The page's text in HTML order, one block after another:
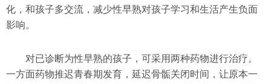
化，和孩子多交流，减少性早熟对孩子学习和生活产生负面
影响。
对已诊断为性早熟的孩子，可采用两种药物进行治疗。
一方面药物推迟青春期发育，延迟骨骺关闭时间，让原本一